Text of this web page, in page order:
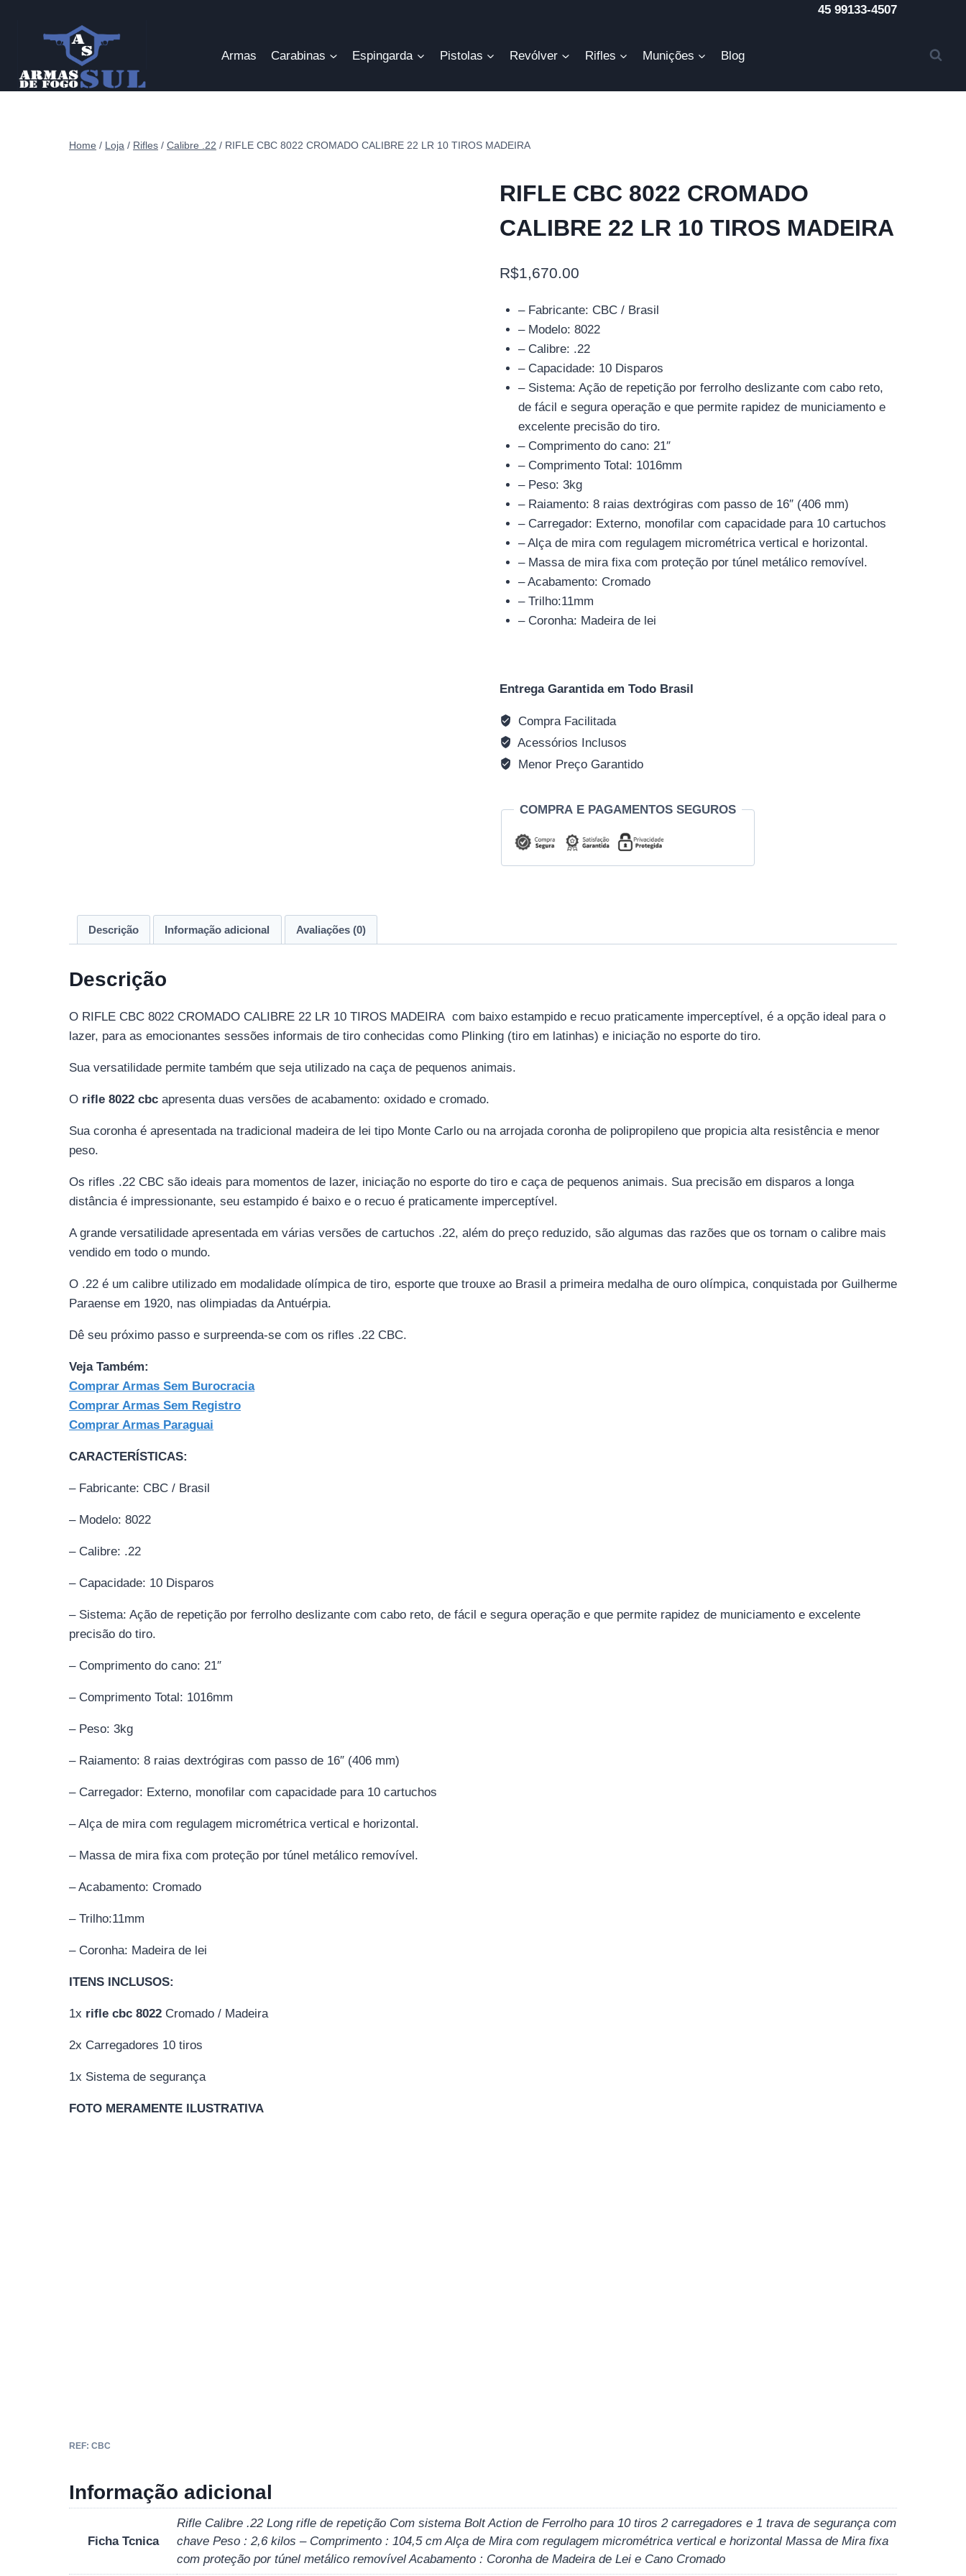
Conteúdo
45 99133-4507
Armas Carabinas Espingarda Pistolas Revólver Rifles Munições Blog
Home / Loja / Rifles / Calibre .22 / RIFLE CBC 8022 CROMADO CALIBRE 22 LR 10 TIROS MADEIRA
RIFLE CBC 8022 CROMADO
CALIBRE 22 LR 10 TIROS MADEIRA
R$1,670.00
– Fabricante: CBC / Brasil
– Modelo: 8022
– Calibre: .22
– Capacidade: 10 Disparos
– Sistema: Ação de repetição por ferrolho deslizante com cabo reto,
de fácil e segura operação e que permite rapidez de municiamento e
excelente precisão do tiro.
– Comprimento do cano: 21″
– Comprimento Total: 1016mm
– Peso: 3kg
– Raiamento: 8 raias dextrógiras com passo de 16″ (406 mm)
– Carregador: Externo, monofilar com capacidade para 10 cartuchos
– Alça de mira com regulagem micrométrica vertical e horizontal.
– Massa de mira fixa com proteção por túnel metálico removível.
– Acabamento: Cromado
– Trilho:11mm
– Coronha: Madeira de lei
Entrega Garantida em Todo Brasil
Compra Facilitada
Acessórios Inclusos
Menor Preço Garantido
COMPRA E PAGAMENTOS SEGUROS
Descrição Informação adicional Avaliações (0)
Descrição
O RIFLE CBC 8022 CROMADO CALIBRE 22 LR 10 TIROS MADEIRA com baixo estampido e recuo praticamente imperceptível, é a opção ideal para o
lazer, para as emocionantes sessões informais de tiro conhecidas como Plinking (tiro em latinhas) e iniciação no esporte do tiro.
Sua versatilidade permite também que seja utilizado na caça de pequenos animais.
O rifle 8022 cbc apresenta duas versões de acabamento: oxidado e cromado.
Sua coronha é apresentada na tradicional madeira de lei tipo Monte Carlo ou na arrojada coronha de polipropileno que propicia alta resistência e menor
peso.
Os rifles .22 CBC são ideais para momentos de lazer, iniciação no esporte do tiro e caça de pequenos animais. Sua precisão em disparos a longa
distância é impressionante, seu estampido é baixo e o recuo é praticamente imperceptível.
A grande versatilidade apresentada em várias versões de cartuchos .22, além do preço reduzido, são algumas das razões que os tornam o calibre mais
vendido em todo o mundo.
O .22 é um calibre utilizado em modalidade olímpica de tiro, esporte que trouxe ao Brasil a primeira medalha de ouro olímpica, conquistada por Guilherme
Paraense em 1920, nas olimpiadas da Antuérpia.
Dê seu próximo passo e surpreenda-se com os rifles .22 CBC.
Veja Também:
Comprar Armas Sem Burocracia
Comprar Armas Sem Registro
Comprar Armas Paraguai
CARACTERÍSTICAS:
– Fabricante: CBC / Brasil
– Modelo: 8022
– Calibre: .22
– Capacidade: 10 Disparos
– Sistema: Ação de repetição por ferrolho deslizante com cabo reto, de fácil e segura operação e que permite rapidez de municiamento e excelente
precisão do tiro.
– Comprimento do cano: 21″
– Comprimento Total: 1016mm
– Peso: 3kg
– Raiamento: 8 raias dextrógiras com passo de 16″ (406 mm)
– Carregador: Externo, monofilar com capacidade para 10 cartuchos
– Alça de mira com regulagem micrométrica vertical e horizontal.
– Massa de mira fixa com proteção por túnel metálico removível.
– Acabamento: Cromado
– Trilho:11mm
– Coronha: Madeira de lei
ITENS INCLUSOS:
1x rifle cbc 8022 Cromado / Madeira
2x Carregadores 10 tiros
1x Sistema de segurança
FOTO MERAMENTE ILUSTRATIVA
REF: CBC
Informação adicional
Ficha Tcnica
Rifle Calibre .22 Long rifle de repetição Com sistema Bolt Action de Ferrolho para 10 tiros 2 carregadores e 1 trava de segurança com
chave Peso : 2,6 kilos – Comprimento : 104,5 cm Alça de Mira com regulagem micrométrica vertical e horizontal Massa de Mira fixa
com proteção por túnel metálico removível Acabamento : Coronha de Madeira de Lei e Cano Cromado